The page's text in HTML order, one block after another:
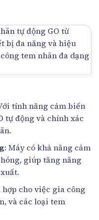
tính năng cảm biến
tự động và chính xác
: Máy có khả năng cảm
giúp tăng năng
hợp cho việc gia công
và các loại tem